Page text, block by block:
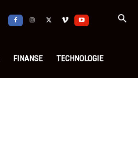
FINANSE TECHNOLOGIE